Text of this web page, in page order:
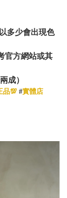
多少會出現色
官方網站或其
成）
品💯 #實體店